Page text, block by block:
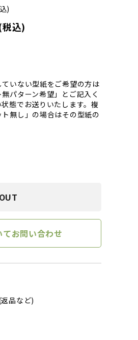
)
込)
いない型紙をご希望の方は
パターン希望」とご記入く
態でお送りいたします。複
無し」の場合はその型紙の
お問い合わせ
品など)